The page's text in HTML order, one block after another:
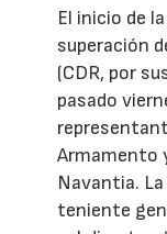
El inicio de
superación
(CDR, por
pasado
Armamento
Navantia.
teniente